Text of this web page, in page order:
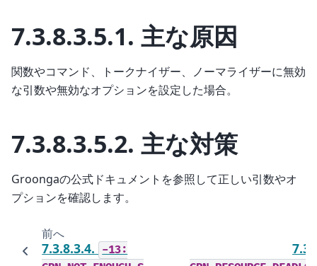
7.3.8.3.5.1. 主な原因
関数やコマンド、トークナイザー、ノーマライザーに無効
な引数や無効なオプションを設定した場合。
7.3.8.3.5.2. 主な対策
Groongaの公式ドキュメントを参照して正しい引数やオ
プションを確認します。
前へ
7.3.8.3.4. -13: